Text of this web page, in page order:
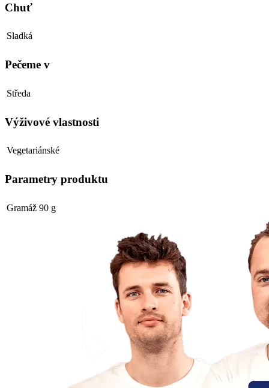
Chuť
Sladká
Pečeme v
Středa
Výživové vlastnosti
Vegetariánské
Parametry produktu
Gramáž 90 g